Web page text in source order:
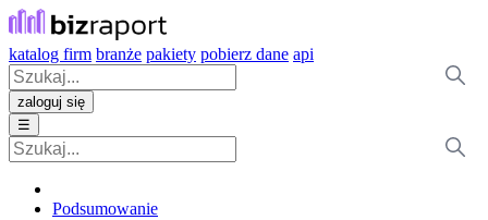
katalog firm branże pakiety pobierz dane api
zaloguj się
☰
Podsumowanie